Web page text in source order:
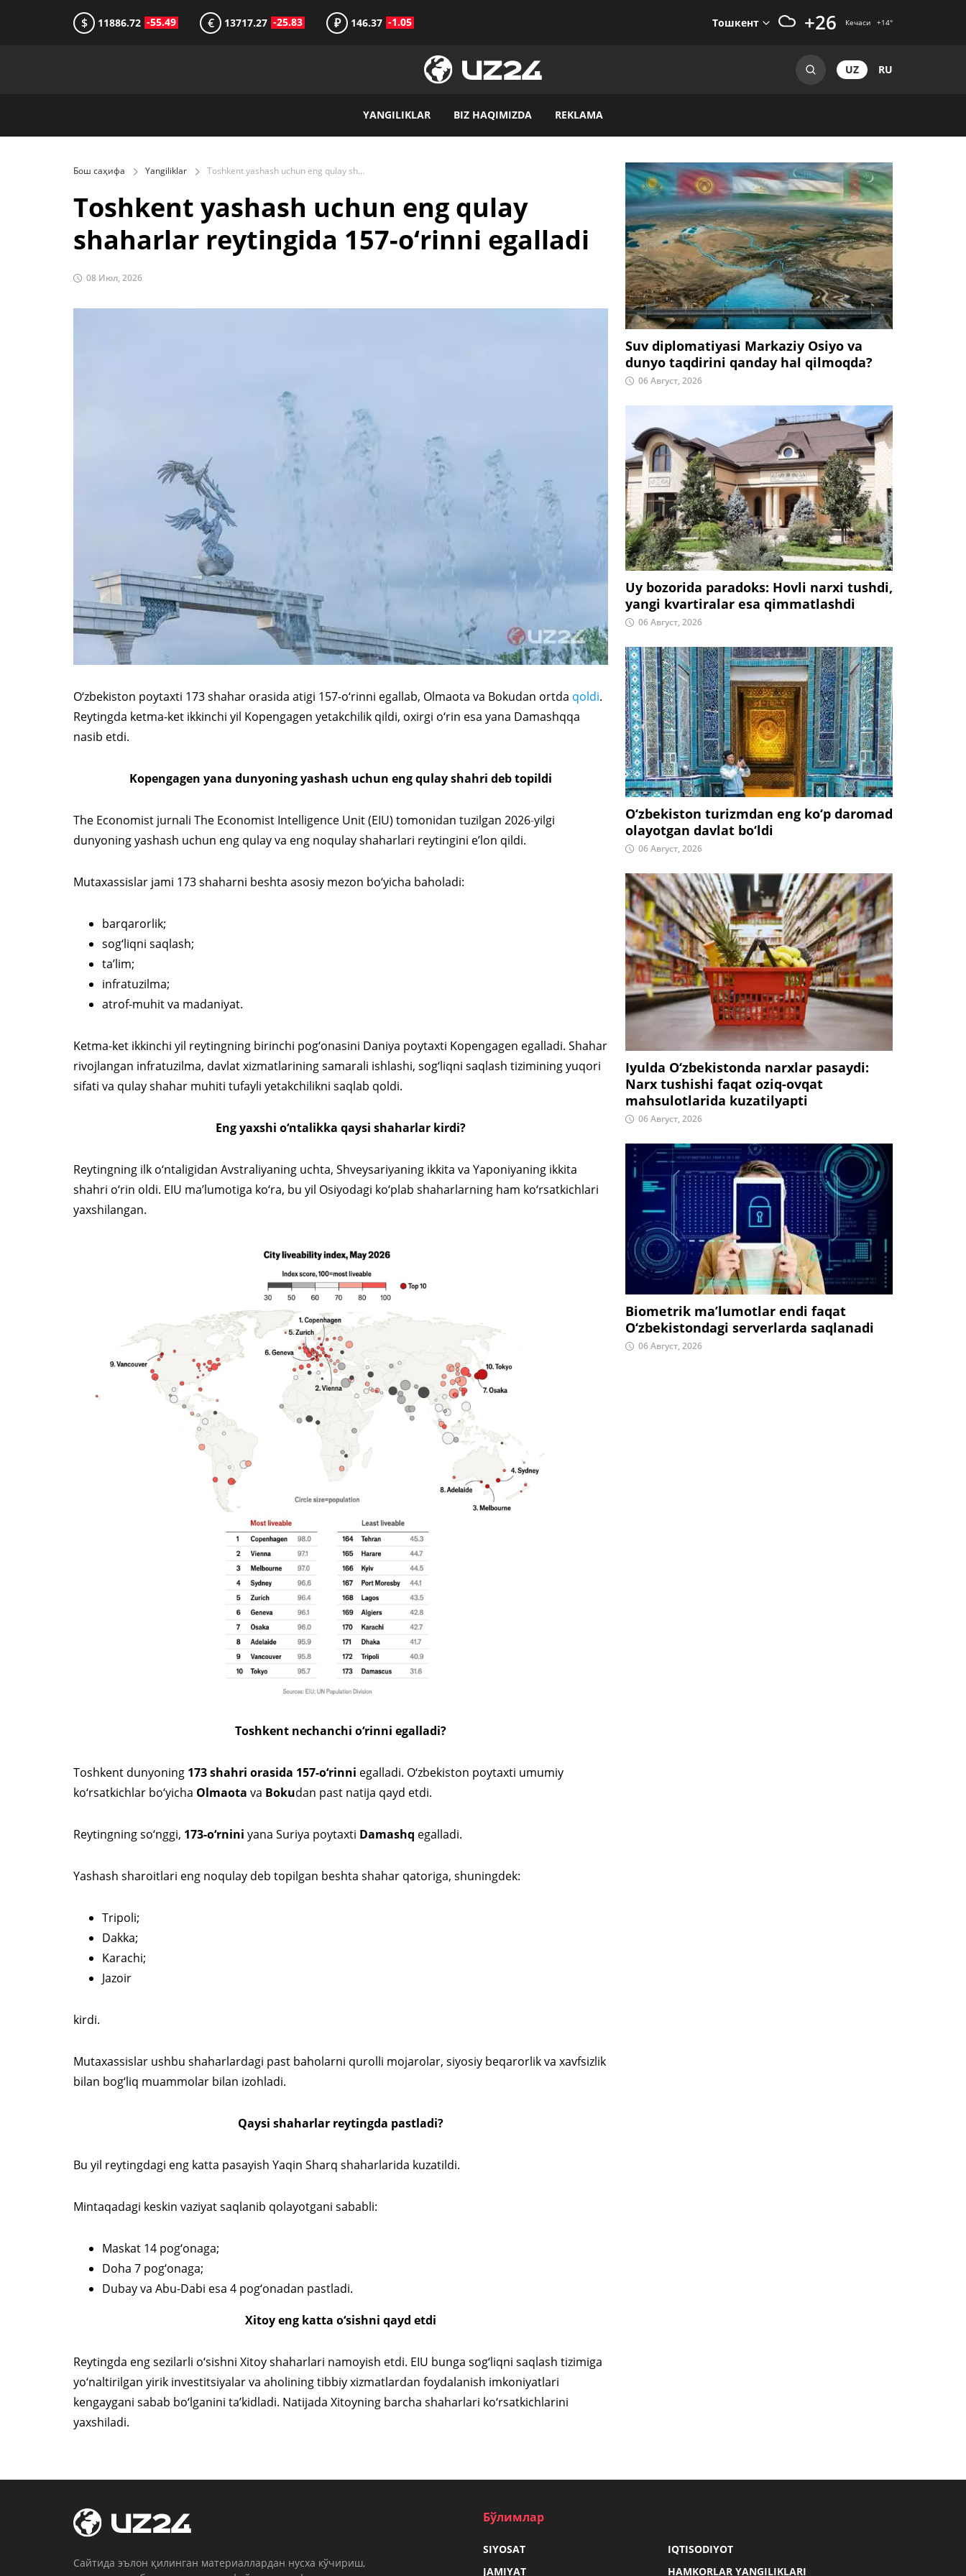
$ 11886.72 -55.49 € 13717.27 -25.83 ₽ 146.37 -1.05 Тошкент +26 Кечаси +14°
UZ RU
YANGILIKLAR BIZ HAQIMIZDA REKLAMA
Бош саҳифа Yangiliklar Toshkent yashash uchun eng qulay shaharlar reytingida 157-o‘rinni egalladi
Toshkent yashash uchun eng qulay
shaharlar reytingida 157-o‘rinni egalladi
08 Июл, 2026
O‘zbekiston poytaxti 173 shahar orasida atigi 157-o‘rinni egallab, Olmaota va Bokudan ortda qoldi.
Reytingda ketma-ket ikkinchi yil Kopengagen yetakchilik qildi, oxirgi o‘rin esa yana Damashqqa
nasib etdi.
Kopengagen yana dunyoning yashash uchun eng qulay shahri deb topildi
The Economist jurnali The Economist Intelligence Unit (EIU) tomonidan tuzilgan 2026-yilgi
dunyoning yashash uchun eng qulay va eng noqulay shaharlari reytingini e’lon qildi.
Mutaxassislar jami 173 shaharni beshta asosiy mezon bo‘yicha baholadi:
barqarorlik;
sog‘liqni saqlash;
ta’lim;
infratuzilma;
atrof-muhit va madaniyat.
Ketma-ket ikkinchi yil reytingning birinchi pog‘onasini Daniya poytaxti Kopengagen egalladi. Shahar
rivojlangan infratuzilma, davlat xizmatlarining samarali ishlashi, sog‘liqni saqlash tizimining yuqori
sifati va qulay shahar muhiti tufayli yetakchilikni saqlab qoldi.
Eng yaxshi o‘ntalikka qaysi shaharlar kirdi?
Reytingning ilk o‘ntaligidan Avstraliyaning uchta, Shveysariyaning ikkita va Yaponiyaning ikkita
shahri o‘rin oldi. EIU ma’lumotiga ko‘ra, bu yil Osiyodagi ko‘plab shaharlarning ham ko‘rsatkichlari
yaxshilangan.
Toshkent nechanchi o‘rinni egalladi?
Toshkent dunyoning 173 shahri orasida 157-o‘rinni egalladi. O‘zbekiston poytaxti umumiy
ko‘rsatkichlar bo‘yicha Olmaota va Bokudan past natija qayd etdi.
Reytingning so‘nggi, 173-o‘rnini yana Suriya poytaxti Damashq egalladi.
Yashash sharoitlari eng noqulay deb topilgan beshta shahar qatoriga, shuningdek:
Tripoli;
Dakka;
Karachi;
Jazoir
kirdi.
Mutaxassislar ushbu shaharlardagi past baholarni qurolli mojarolar, siyosiy beqarorlik va xavfsizlik
bilan bog‘liq muammolar bilan izohladi.
Qaysi shaharlar reytingda pastladi?
Bu yil reytingdagi eng katta pasayish Yaqin Sharq shaharlarida kuzatildi.
Mintaqadagi keskin vaziyat saqlanib qolayotgani sababli:
Maskat 14 pog‘onaga;
Doha 7 pog‘onaga;
Dubay va Abu-Dabi esa 4 pog‘onadan pastladi.
Xitoy eng katta o‘sishni qayd etdi
Reytingda eng sezilarli o‘sishni Xitoy shaharlari namoyish etdi. EIU bunga sog‘liqni saqlash tizimiga
yo‘naltirilgan yirik investitsiyalar va aholining tibbiy xizmatlardan foydalanish imkoniyatlari
kengaygani sabab bo‘lganini ta’kidladi. Natijada Xitoyning barcha shaharlari ko‘rsatkichlarini
yaxshiladi.
Suv diplomatiyasi Markaziy Osiyo va
dunyo taqdirini qanday hal qilmoqda?
06 Август, 2026
Uy bozorida paradoks: Hovli narxi tushdi,
yangi kvartiralar esa qimmatlashdi
06 Август, 2026
O‘zbekiston turizmdan eng ko‘p daromad
olayotgan davlat bo‘ldi
06 Август, 2026
Iyulda O‘zbekistonda narxlar pasaydi:
Narx tushishi faqat oziq-ovqat
mahsulotlarida kuzatilyapti
06 Август, 2026
Biometrik ma’lumotlar endi faqat
O‘zbekistondagi serverlarda saqlanadi
06 Август, 2026
Cайтида эълон қилинган материаллардан нусха кўчириш,
Бўлимлар
SIYOSAT
IQTISODIYOT
JAMIYAT
HAMKORLAR YANGILIKLARI